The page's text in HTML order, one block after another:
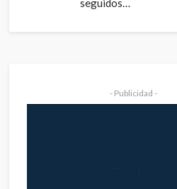
seguidos…
- Publicidad -